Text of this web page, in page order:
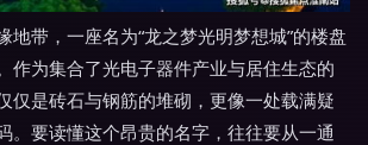
地带，一座名为“龙之梦光明梦想城”的楼盘
作为集合了光电子器件产业与居住生态的
仅是砖石与钢筋的堆砌，更像一处载满疑
。要读懂这个昂贵的名字，往往要从一通